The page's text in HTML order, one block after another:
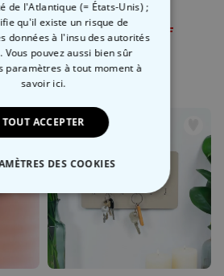
et
-25%
à partir
de
17,99 CHF
24,99 CHF
-10%
de l'Atlantique (= États-Unis) ;
qu'il existe un risque de
données à l'insu des autorités
Vous pouvez aussi bien sûr
paramètres à tout momentà
savoir ici.
TOUT ACCEPTER
DES COOKIES
NÉCESSAIRE